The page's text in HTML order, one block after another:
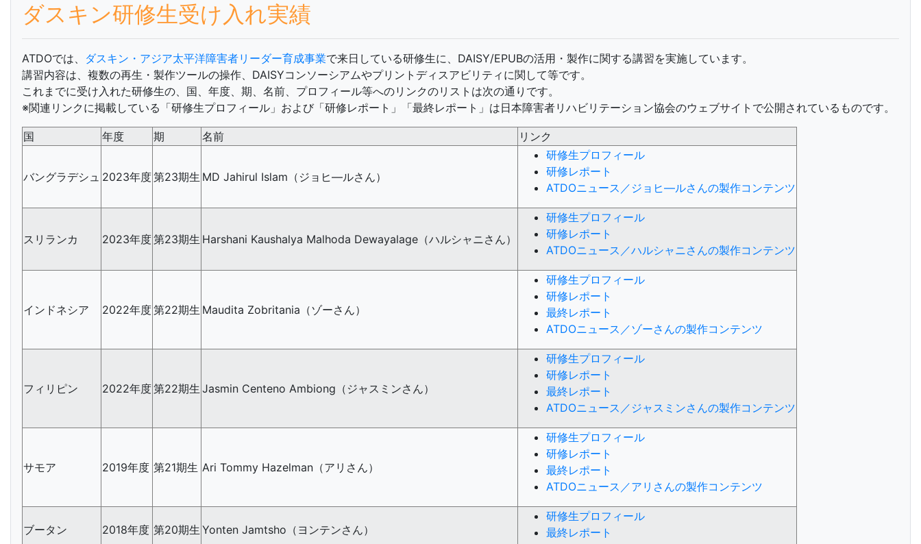
ダスキン研修生受け入れ実績
ATDOでは、 ダスキン・アジア太平洋障害者リーダー育成事業で来日している研修生に、DAISY/EPUBの活用・製作に関する講習を実施しています。
講習内容は、複数の再生・製作ツールの操作、DAISYコンソーシアムやプリントディスアビリティに関して等です。
これまでに受け入れた研修生の、国、年度、期、名前、プロフィール等へのリンクのリストは次の通りです。
※関連リンクに掲載している「研修生プロフィール」および「研修レポート」「最終レポート」は日本障害者リハビリテーション協会のウェブサイトで公開されているものです。
国 年度 期 名前 リンク
バングラデシュ 2023年度第23期生 MD Jahirul Islam（ジョヒ―ルさん）
研修生プロフィール
研修レポート
ATDOニュース／ジョヒ―ルさんの製作コンテンツ
スリランカ 2023年度第23期生 Harshani Kaushalya Malhoda Dewayalage（ハルシャニさん）
研修生プロフィール
研修レポート
ATDOニュース／ハルシャニさんの製作コンテンツ
インドネシア 2022年度第22期生 Maudita Zobritania（ゾーさん）
研修生プロフィール
研修レポート
最終レポート
ATDOニュース／ゾーさんの製作コンテンツ
フィリピン 2022年度第22期生 Jasmin Centeno Ambiong（ジャスミンさん）
研修生プロフィール
研修レポート
最終レポート
ATDOニュース／ジャスミンさんの製作コンテンツ
サモア 2019年度 第21期生 Ari Tommy Hazelman（アリさん）
研修生プロフィール
研修レポート
最終レポート
ATDOニュース／アリさんの製作コンテンツ
ブータン 2018年度 第20期生 Yonten Jamtsho（ヨンテンさん）
研修生プロフィール
最終レポート